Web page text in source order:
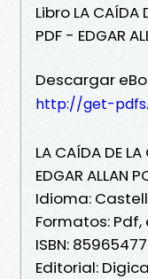
Libro LA CAÍDA
PDF - EDGAR
Descargar
http://get-
LA CAÍDA DE LA
EDGAR ALLAN
Idioma:
Formatos: Pdf,
ISBN:
Editorial: